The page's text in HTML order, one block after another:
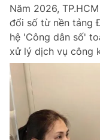
Năm 2026,
đổi số từ nền tảng
hệ 'Công dân số'
xử lý dịch vụ công